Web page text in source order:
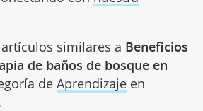
similares a Beneficios
de baños de bosque en
de Aprendizajeen